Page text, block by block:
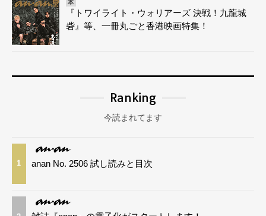
本
『トワイライト・ウォリアーズ 決戦！九龍城
砦』等、一冊丸ごと香港映画特集！
Ranking
今読まれてます
1 anan No. 2506 試し読みと目次